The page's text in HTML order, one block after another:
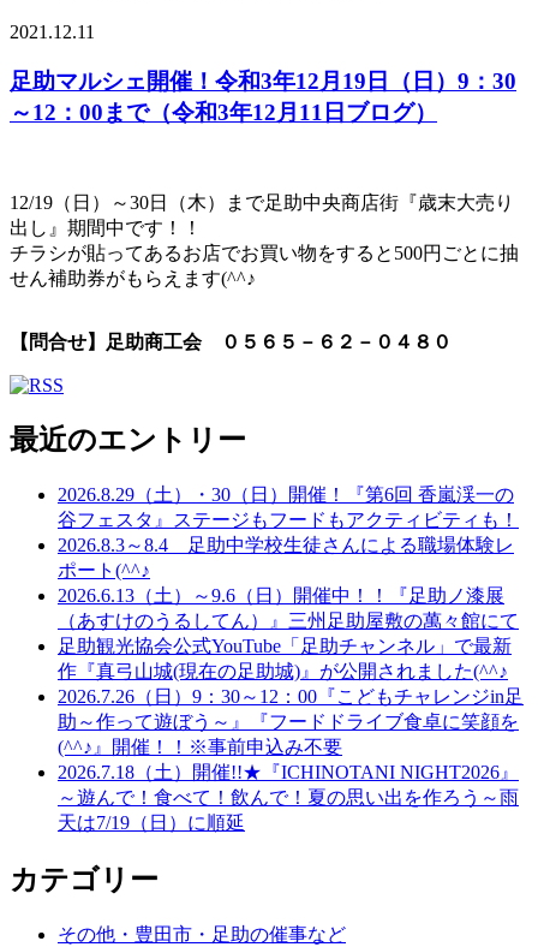
2021.12.11
足助マルシェ開催！令和3年12月19日（日）9：30
～12：00まで（令和3年12月11日ブログ）
12/19（日）～30日（木）まで足助中央商店街『歳末大売り
出し』期間中です！！
チラシが貼ってあるお店でお買い物をすると500円ごとに抽
せん補助券がもらえます(^^♪
【問合せ】足助商工会 ０５６５－６２－０４８０
最近のエントリー
2026.8.29（土）・30（日）開催！『第6回 香嵐渓一の
谷フェスタ』ステージもフードもアクティビティも！
2026.8.3～8.4 足助中学校生徒さんによる職場体験レ
ポート(^^♪
2026.6.13（土）～9.6（日）開催中！！『足助ノ漆展
（あすけのうるしてん）』三州足助屋敷の萬々館にて
足助観光協会公式YouTube「足助チャンネル」で最新
作『真弓山城(現在の足助城)』が公開されました(^^♪
2026.7.26（日）9：30～12：00『こどもチャレンジin足
助～作って遊ぼう～』『フードドライブ食卓に笑顔を
(^^♪』開催！！※事前申込み不要
2026.7.18（土）開催!!★『ICHINOTANI NIGHT2026』
～遊んで！食べて！飲んで！夏の思い出を作ろう～雨
天は7/19（日）に順延
カテゴリー
その他・豊田市・足助の催事など